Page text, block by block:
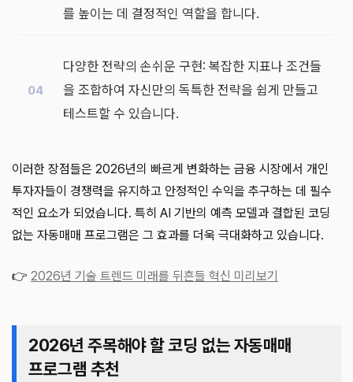
를 높이는 데 결정적인 역할을 합니다.
다양한 전략의 손쉬운 구현: 복잡한 지표나 조건들
을 조합하여 자신만의 독특한 전략을 쉽게 만들고
테스트할 수 있습니다.
이러한 장점들은 2026년의 빠르게 변화하는 금융 시장에서 개인
투자자들이 경쟁력을 유지하고 안정적인 수익을 추구하는 데 필수
적인 요소가 되었습니다. 특히 AI 기반의 예측 모델과 결합된 코딩
없는 자동매매 프로그램은 그 효과를 더욱 극대화하고 있습니다.
👉 2026년 기술 트렌드 미래를 뒤흔들 혁신 미리보기
2026년 주목해야 할 코딩 없는 자동매매
프로그램 추천